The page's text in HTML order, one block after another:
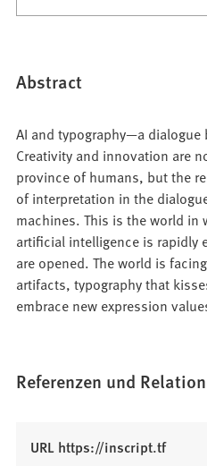
Abstract
AI and typography—a dialogue
Creativity and innovation are
province of humans, but the
of interpretation in the
machines. This is the world in
artificial intelligence is rapidly
are opened. The world is
artifacts, typography that
embrace new expression
Referenzen und
URL https://inscript.tf